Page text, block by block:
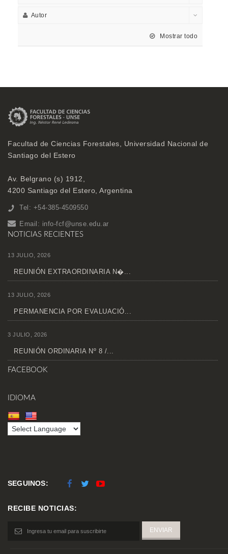
Autor
Mostrar todo
Facultad de Ciencias Forestales, Universidad Nacional de
Santiago del Estero
Av. Belgrano (s) 1912,
4200 Santiago del Estero, Argentina
Tel: +54-385-4509550
Email: info-fcf@unse.edu.ar
NOTICIAS RECIENTES
13 JULIO, 2026
REUNIÓN EXTRAORDINARIA N�...
13 JULIO, 2026
PERMANENCIA POR EVALUACIÓ...
3 JULIO, 2026
REUNIÓN ORDINARIA Nº 8 /...
FACEBOOK
IDIOMA
SEGUINOS:
RECIBE NOTICIAS: